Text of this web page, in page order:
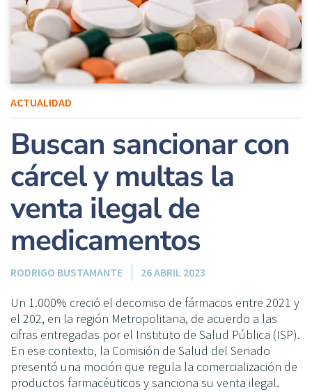
ACTUALIDAD
Buscan sancionar con
cárcel y multas la
venta ilegal de
medicamentos
RODRIGO BUSTAMANTE 26 ABRIL 2023
Un 1.000% creció el decomiso de fármacos entre 2021 y
el 202, en la región Metropolitana, de acuerdo a las
cifras entregadas por el Instituto de Salud Pública (ISP).
En ese contexto, la Comisión de Salud del Senado
presentó una moción que regula la comercialización de
productos farmacéuticos y sanciona su venta ilegal.